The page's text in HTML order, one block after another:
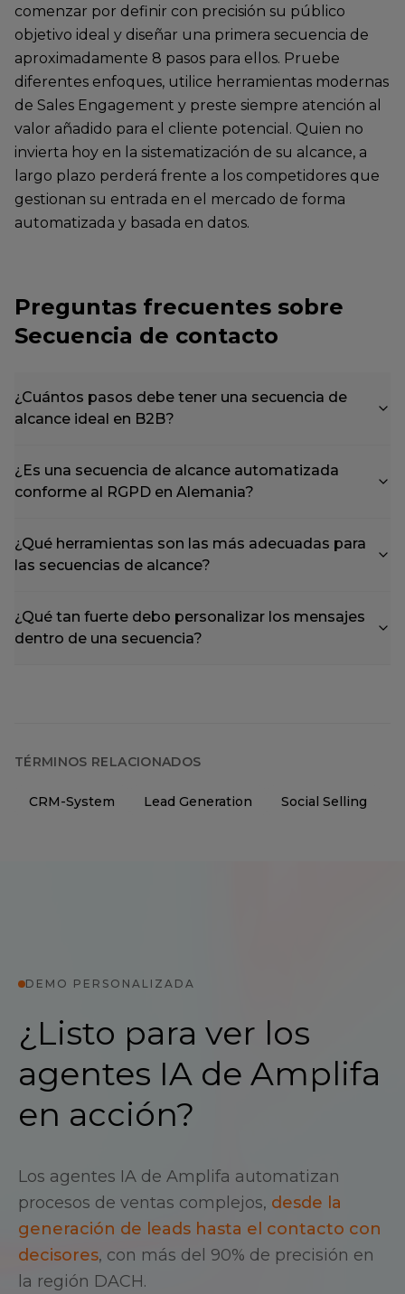
comenzar por definir con precisión su público
objetivo ideal y diseñar una primera secuencia de
aproximadamente 8 pasos para ellos. Pruebe
diferentes enfoques, utilice herramientas modernas
de Sales Engagement y preste siempre atención al
valor añadido para el cliente potencial. Quien no
invierta hoy en la sistematización de su alcance, a
largo plazo perderá frente a los competidores que
gestionan su entrada en el mercado de forma
automatizada y basada en datos.
Preguntas frecuentes sobre
Secuencia de contacto
¿Cuántos pasos debe tener una secuencia de
alcance ideal en B2B?
¿Es una secuencia de alcance automatizada
conforme al RGPD en Alemania?
¿Qué herramientas son las más adecuadas para
las secuencias de alcance?
¿Qué tan fuerte debo personalizar los mensajes
dentro de una secuencia?
TÉRMINOS RELACIONADOS
CRM-System Lead Generation Social Selling
DEMO PERSONALIZADA
¿Listo para ver los
agentes IA de Amplifa
en acción?
Los agentes IA de Amplifa automatizan
procesos de ventas complejos, desde la
generación de leads hasta el contacto con
decisores, con más del 90% de precisión en
la región DACH.